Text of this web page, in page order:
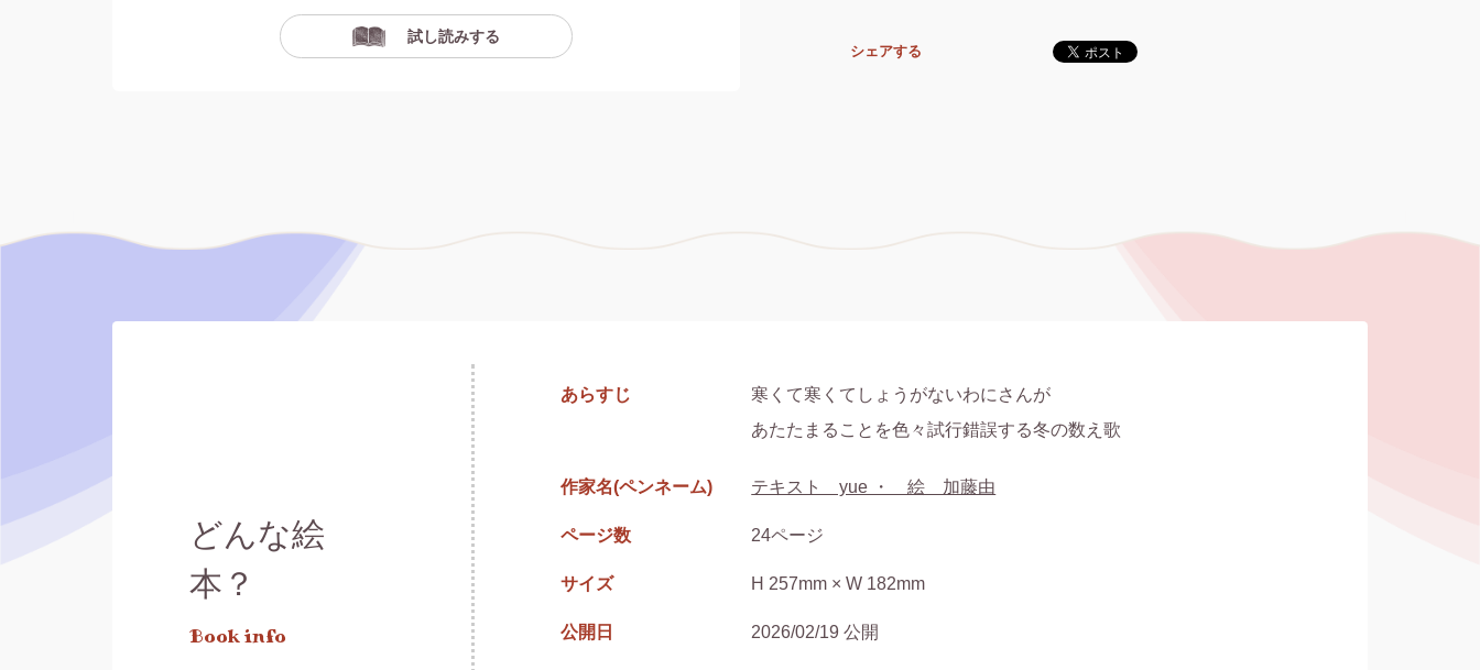
試し読みする
シェアする
どんな絵
本？
Book info
あらすじ
寒くて寒くてしょうがないわにさんが
あたたまることを色々試行錯誤する冬の数え歌
作家名(ペンネーム) テキスト yue ・ 絵 加藤由
ページ数 24ページ
サイズ H 257mm × W 182mm
公開日 2026/02/19 公開